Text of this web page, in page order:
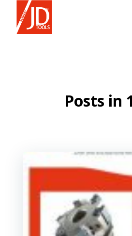
Posts in